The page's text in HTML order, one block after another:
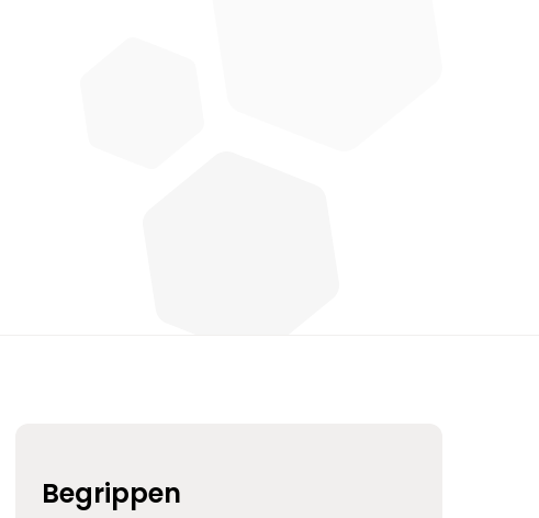
Begrippen